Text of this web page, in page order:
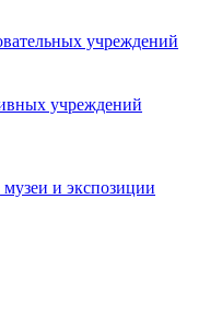
учреждений
учреждений
и экспозиции